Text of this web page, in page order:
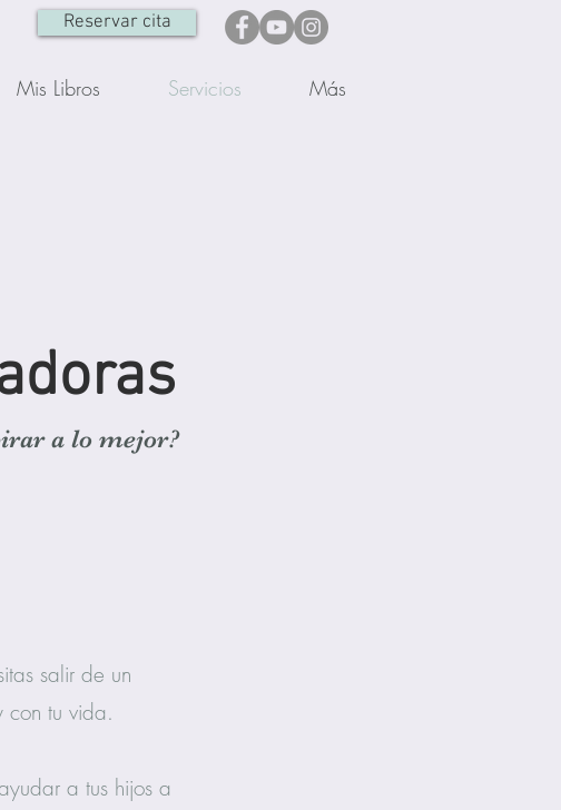
Reservar cita
Mis Libros Servicios Más
a lo mejor?
salir de un
con tu vida.
a tus hijos a